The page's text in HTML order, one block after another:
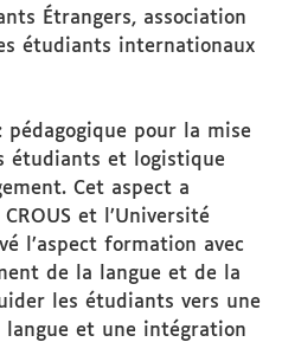
Étrangers, association
étudiants internationaux
pour la mise
étudiants et logistique
Cet aspect a
et l’Université
l’aspect formation avec
de la langue et de la
les étudiants vers une
et une intégration